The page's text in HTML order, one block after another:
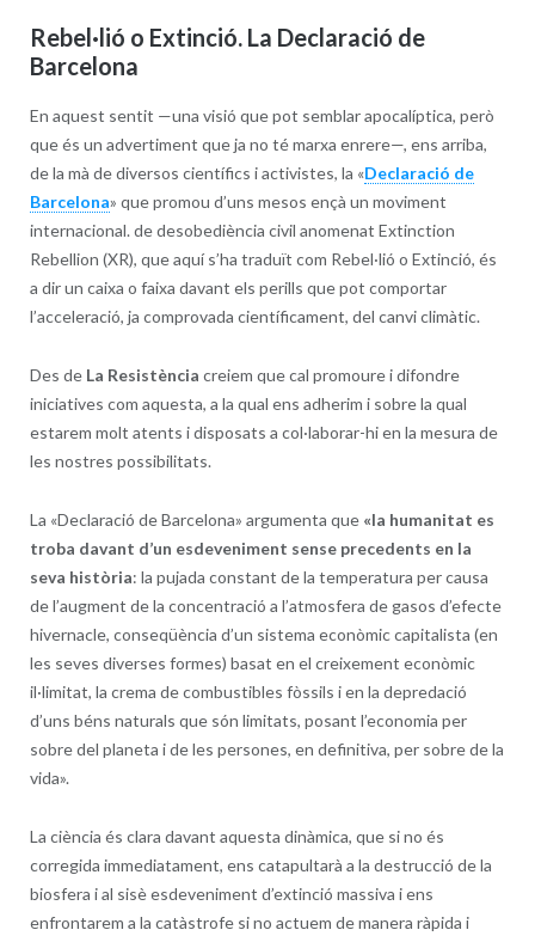
Rebel·lió o Extinció.La Declaració de
Barcelona
En aquest sentit —una visió que pot semblar apocalíptica, però
que és un advertiment que ja no té marxa enrere—, ens arriba,
de la mà de diversos científics i activistes, la «Declaració de
Barcelona» que promou d’uns mesos ençà un moviment
internacional. de desobediència civil anomenat Extinction
Rebellion (XR), que aquí s’ha traduït com Rebel·lió o Extinció, és
a dir un caixa o faixa davant els perills que pot comportar
l’acceleració, ja comprovada científicament, del canvi climàtic.
Des de La Resistència creiem que cal promoure i difondre
iniciatives com aquesta, a la qual ens adherim i sobre la qual
estarem molt atents i disposats a col·laborar-hi en la mesura de
les nostres possibilitats.
La «Declaració de Barcelona» argumenta que«la humanitat es
troba davant d’un esdeveniment sense precedents en la
seva història: la pujada constant de la temperatura per causa
de l’augment de la concentració a l’atmosfera de gasos d’efecte
hivernacle, conseqüència d’un sistema econòmic capitalista (en
les seves diverses formes) basat en el creixement econòmic
il·limitat, la crema de combustibles fòssils i en la depredació
d’uns béns naturals que són limitats, posant l’economia per
sobre del planeta i de les persones, en definitiva, per sobre de la
vida».
La ciència és clara davant aquesta dinàmica, que si no és
corregida immediatament, ens catapultarà a la destrucció de la
biosfera i al sisè esdeveniment d’extinció massiva i ens
enfrontarem a la catàstrofe si no actuem de manera ràpida i